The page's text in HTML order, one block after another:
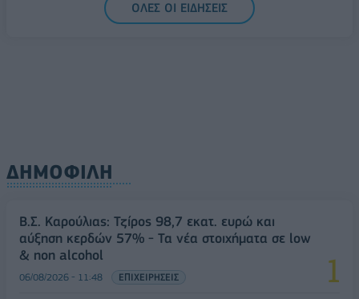
ΟΛΕΣ ΟΙ ΕΙΔΗΣΕΙΣ
ΔΗΜΟΦΙΛΗ
Β.Σ. Καρούλιας: Τζίρος 98,7 εκατ. ευρώ και
αύξηση κερδών 57% - Τα νέα στοιχήματα σε low
& non alcohol
06/08/2026 - 11:48 ΕΠΙΧΕΙΡΗΣΕΙΣ